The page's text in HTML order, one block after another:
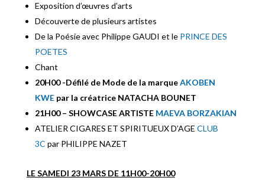
Exposition d’œuvres d’arts
Découverte de plusieurs artistes
De la Poésie avec Philippe GAUDI et le PRINCE DES
POETES
Chant
20H00 -Défilé de Mode de la marqueAKOBEN
KWEpar la créatrice NATACHA BOUNET
21H00 – SHOWCASE ARTISTE MAEVA BORZAKIAN
ATELIER CIGARES ET SPIRITUEUX D’AGE CLUB
3C par PHILIPPE NAZET
LE SAMEDI 23 MARS DE 11H00-20H00